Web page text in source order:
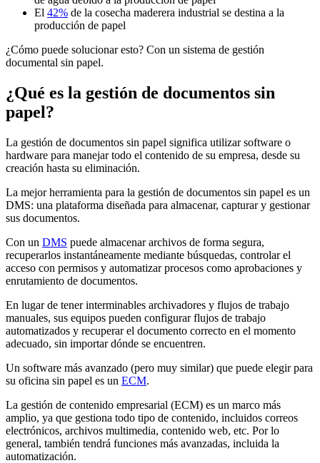
El 42% de la cosecha maderera industrial se destina a la
producción de papel
¿Cómo puede solucionar esto? Con un sistema de gestión
documental sin papel.
¿Qué es la gestión de documentos sin
papel?
La gestión de documentos sin papel significa utilizar software o
hardware para manejar todo el contenido de su empresa, desde su
creación hasta su eliminación.
La mejor herramienta para la gestión de documentos sin papel es un
DMS: una plataforma diseñada para almacenar, capturar y gestionar
sus documentos.
Con un DMS puede almacenar archivos de forma segura,
recuperarlos instantáneamente mediante búsquedas, controlar el
acceso con permisos y automatizar procesos como aprobaciones y
enrutamiento de documentos.
En lugar de tener interminables archivadores y flujos de trabajo
manuales, sus equipos pueden configurar flujos de trabajo
automatizados y recuperar el documento correcto en el momento
adecuado, sin importar dónde se encuentren.
Un software más avanzado (pero muy similar) que puede elegir para
su oficina sin papel es un ECM.
La gestión de contenido empresarial (ECM) es un marco más
amplio, ya que gestiona todo tipo de contenido, incluidos correos
electrónicos, archivos multimedia, contenido web, etc. Por lo
general, también tendrá funciones más avanzadas, incluida la
automatización.